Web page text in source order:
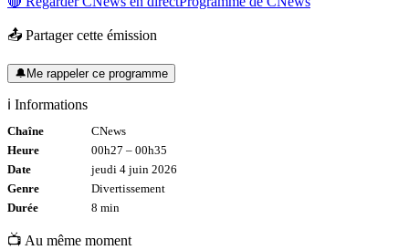
📤 Partager cette émission
🔔Me rappeler ce programme
ℹ️ Informations
Chaîne
CNews
Heure
00h27 – 00h35
Date
jeudi 4 juin 2026
Genre
Divertissement
Durée
8 min
📺 Au même moment